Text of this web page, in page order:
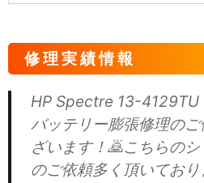
修理実績情報
HP Spectre 13-4129TU
バッテリー膨張修理の
ざいます！🙇こちらの
のご依頼多く頂いてお